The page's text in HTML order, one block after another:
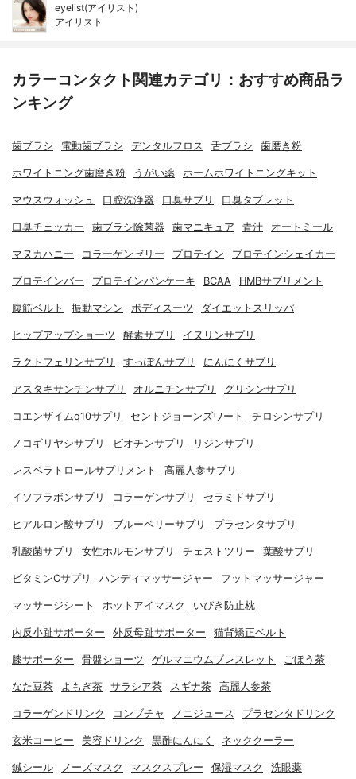
eyelist(アイリスト)
アイリスト
カラーコンタクト関連カテゴリ：おすすめ商品ラ
ンキング
歯ブラシ 電動歯ブラシ デンタルフロス 舌ブラシ 歯磨き粉
ホワイトニング歯磨き粉 うがい薬 ホームホワイトニングキット
マウスウォッシュ 口腔洗浄器 口臭サプリ 口臭タブレット
口臭チェッカー 歯ブラシ除菌器 歯マニキュア 青汁 オートミール
マヌカハニー コラーゲンゼリー プロテイン プロテインシェイカー
プロテインバー プロテインパンケーキ BCAA HMBサプリメント
腹筋ベルト 振動マシン ボディスーツ ダイエットスリッパ
ヒップアップショーツ 酵素サプリ イヌリンサプリ
ラクトフェリンサプリ すっぽんサプリ にんにくサプリ
アスタキサンチンサプリ オルニチンサプリ グリシンサプリ
コエンザイムq10サプリ セントジョーンズワート チロシンサプリ
ノコギリヤシサプリ ビオチンサプリ リジンサプリ
レスベラトロールサプリメント 高麗人参サプリ
イソフラボンサプリ コラーゲンサプリ セラミドサプリ
ヒアルロン酸サプリ ブルーベリーサプリ プラセンタサプリ
乳酸菌サプリ 女性ホルモンサプリ チェストツリー 葉酸サプリ
ビタミンCサプリ ハンディマッサージャー フットマッサージャー
マッサージシート ホットアイマスク いびき防止枕
内反小趾サポーター 外反母趾サポーター 猫背矯正ベルト
膝サポーター 骨盤ショーツ ゲルマニウムブレスレット ごぼう茶
なた豆茶 よもぎ茶 サラシア茶 スギナ茶 高麗人参茶
コラーゲンドリンク コンブチャ ノニジュース プラセンタドリンク
玄米コーヒー 美容ドリンク 黒酢にんにく ネッククーラー
鍼シール ノーズマスク マスクスプレー 保湿マスク 洗眼薬